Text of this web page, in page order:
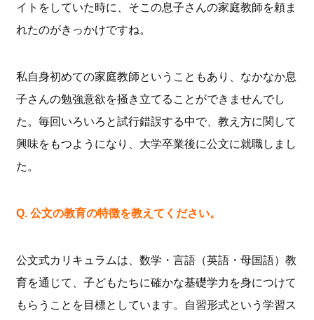
イトをしていた時に、そこの息子さんの家庭教師を頼ま
れたのがきっかけですね。
私自身初めての家庭教師ということもあり、なかなか息
子さんの勉強意欲を掻き立てることができませんでし
た。毎回いろいろと試行錯誤する中で、教え方に関して
興味をもつようになり、大学卒業後に公文に就職しまし
た。
Q. 公文の教育の特徴を教えてください。
公文式カリキュラムは、数学・言語（英語・母国語）教
育を通じて、子どもたちに確かな基礎学力を身につけて
もらうことを目標としています。自習形式という学習ス